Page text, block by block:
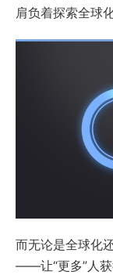
肩负着探索全球
而无论是全球化
——让“更多”人获